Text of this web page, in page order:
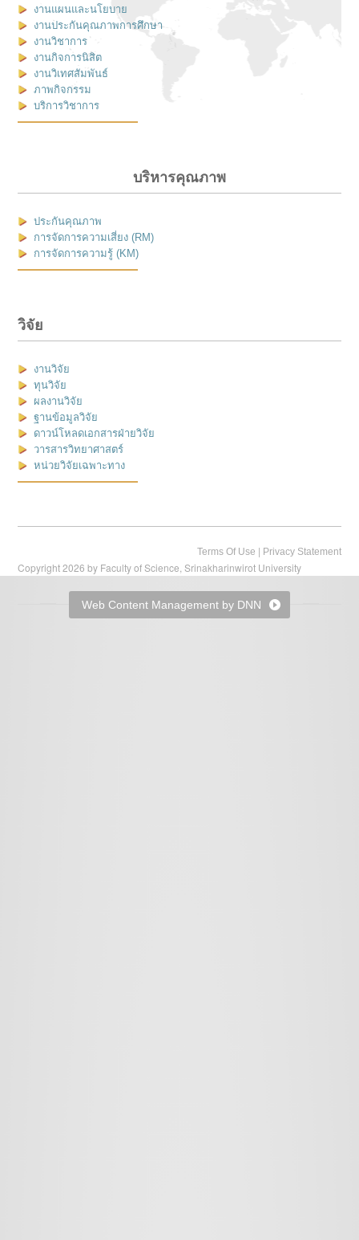
งานแผนและนโยบาย
งานประกันคุณภาพการศึกษา
งานวิชาการ
งานกิจการนิสิต
งานวิเทศสัมพันธ์
ภาพกิจกรรม
บริการวิชาการ
บริหารคุณภาพ
ประกันคุณภาพ
การจัดการความเสี่ยง (RM)
การจัดการความรู้ (KM)
วิจัย
งานวิจัย
ทุนวิจัย
ผลงานวิจัย
ฐานข้อมูลวิจัย
ดาวน์โหลดเอกสารฝ่ายวิจัย
วารสารวิทยาศาสตร์
หน่วยวิจัยเฉพาะทาง
Terms Of Use | Privacy Statement
Copyright 2026 by Faculty of Science, Srinakharinwirot University
Web Content Management by DNN